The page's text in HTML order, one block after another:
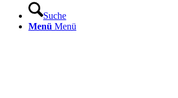
Suche
Menü Menü